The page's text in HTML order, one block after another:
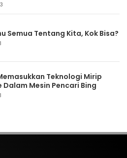
Semua Tentang Kita, Kok Bisa?
Teknologi Mirip
Dalam Mesin Pencari Bing